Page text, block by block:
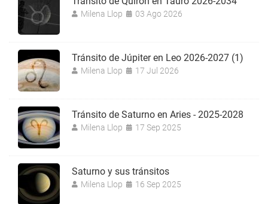
Milena Llop 03 Ago 2026
Tránsito de Júpiter en Leo 2026-2027 (1)
Milena Llop 17 Jul 2026
Tránsito de Saturno en Aries - 2025-2028
Milena Llop 17 Sep 2025
Saturno y sus tránsitos
Milena Llop 16 Sep 2025